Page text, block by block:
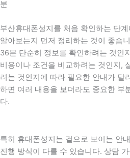
분
부산휴대폰성지를 처음 확인하는 단
알아보는지 먼저 정리하는 것이 좋습
36분 단순히 정보를 확인하려는 것인
비용이나 조건을 비교하려는 것인지,
려는 것인지에 따라 필요한 안내가 달
하면 여러 내용을 보더라도 중요한 부
다.
특히 휴대폰성지는 겉으로 보이는 안
진행 방식이 다를 수 있습니다. 상담